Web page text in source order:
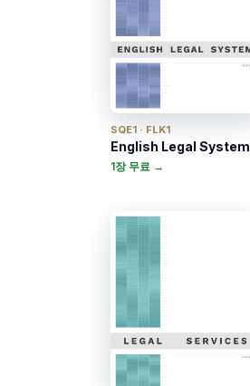
SQE1 · FLK1
English Legal System
1장 무료 →